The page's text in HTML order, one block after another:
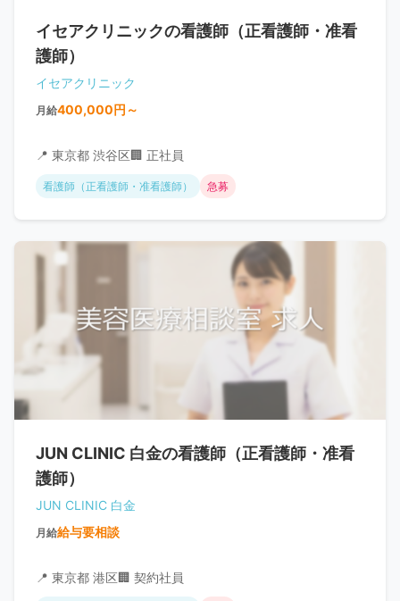
イセアクリニックの看護師（正看護師・准看
護師）
イセアクリニック
月給400,000円～
📍 東京都 渋谷区🏢 正社員
看護師（正看護師・准看護師） 急募
JUN CLINIC 白金の看護師（正看護師・准看
護師）
JUN CLINIC 白金
月給給与要相談
📍 東京都 港区🏢 契約社員